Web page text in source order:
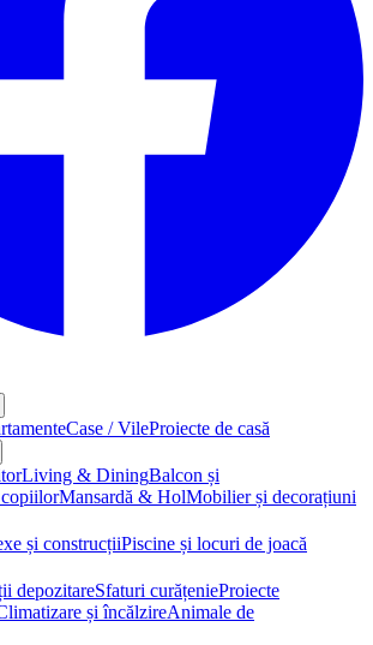
Case / VileProiecte de casă
Living & DiningBalcon și
Mansardă & HolMobilier și decorațiuni
și construcțiiPiscine și locuri de joacă
depozitareSfaturi curățenieProiecte
și încălzireAnimale de